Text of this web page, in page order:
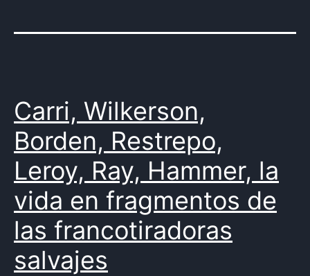
Carri, Wilkerson,
Borden, Restrepo,
Leroy, Ray, Hammer, la
vida en fragmentos de
las francotiradoras
salvajes